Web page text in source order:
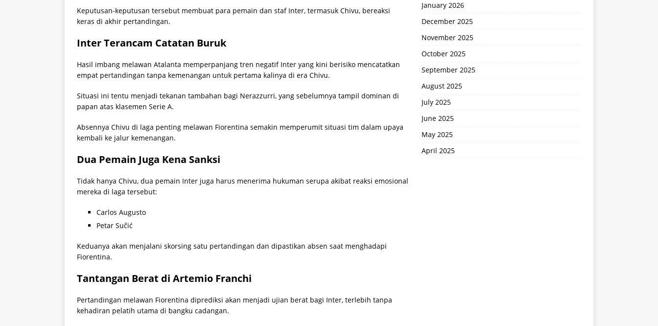
Keputusan-keputusan tersebut membuat para pemain dan staf Inter, termasuk Chivu, bereaksi
keras di akhir pertandingan.
Inter Terancam Catatan Buruk
Hasil imbang melawan Atalanta memperpanjang tren negatif Inter yang kini berisiko mencatatkan
empat pertandingan tanpa kemenangan untuk pertama kalinya di era Chivu.
Situasi ini tentu menjadi tekanan tambahan bagi Nerazzurri, yang sebelumnya tampil dominan di
papan atas klasemen Serie A.
Absennya Chivu di laga penting melawan Fiorentina semakin memperumit situasi tim dalam upaya
kembali ke jalur kemenangan.
Dua Pemain Juga Kena Sanksi
Tidak hanya Chivu, dua pemain Inter juga harus menerima hukuman serupa akibat reaksi emosional
mereka di laga tersebut:
Carlos Augusto
Petar Sučić
Keduanya akan menjalani skorsing satu pertandingan dan dipastikan absen saat menghadapi
Fiorentina.
Tantangan Berat di Artemio Franchi
Pertandingan melawan Fiorentina diprediksi akan menjadi ujian berat bagi Inter, terlebih tanpa
kehadiran pelatih utama di bangku cadangan.
January 2026
December 2025
November 2025
October 2025
September 2025
August 2025
July 2025
June 2025
May 2025
April 2025